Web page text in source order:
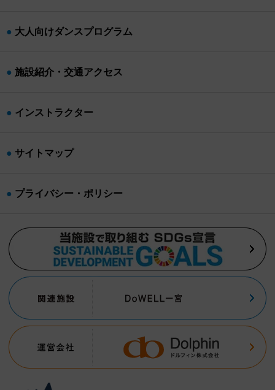
大人向けダンスプログラム
施設紹介・交通アクセス
インストラクター
サイトマップ
プライバシー・ポリシー